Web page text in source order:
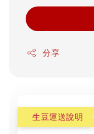
分享
生豆運送說明